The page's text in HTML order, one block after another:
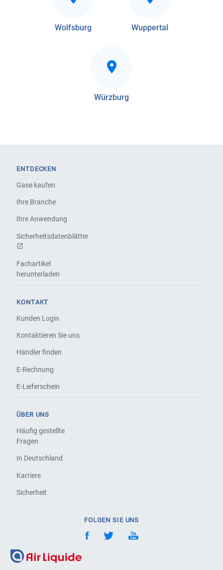
Wolfsburg Wuppertal
Würzburg
ENTDECKEN
Gase kaufen
Ihre Branche
Ihre Anwendung
Sicherheitsdatenblätter
Fachartikel
herunterladen
KONTAKT
Kunden Login
Kontaktieren Sie uns
Händler finden
E-Rechnung
E-Lieferschein
ÜBER UNS
Häufig gestellte
Fragen
In Deutschland
Karriere
Sicherheit
FOLGEN SIE UNS